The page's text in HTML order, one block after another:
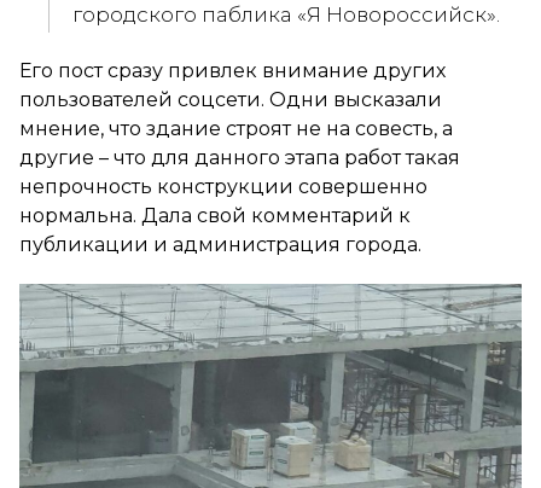
городского паблика «Я Новороссийск».
Его пост сразу привлек внимание других
пользователей соцсети. Одни высказали
мнение, что здание строят не на совесть, а
другие – что для данного этапа работ такая
непрочность конструкции совершенно
нормальна. Дала свой комментарий к
публикации и администрация города.